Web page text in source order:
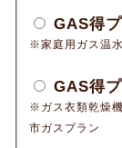
GAS得
※家庭用ガス温
GAS得
※ガス衣類乾燥
市ガスプラン